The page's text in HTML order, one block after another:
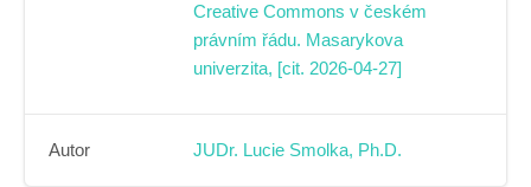
Creative Commons v českém
právním řádu. Masarykova
univerzita, [cit. 2026-04-27]
Autor JUDr. Lucie Smolka, Ph.D.